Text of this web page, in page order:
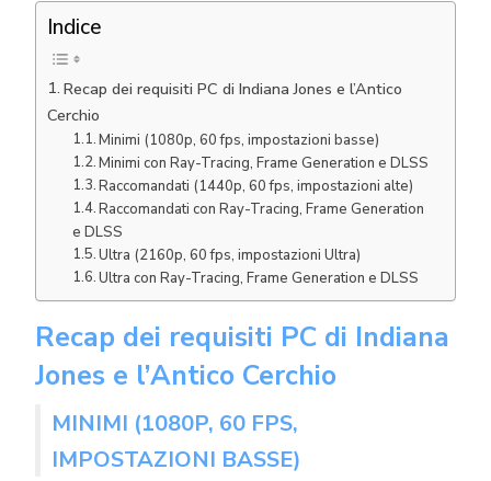
Indice
Recap dei requisiti PC di Indiana Jones e l’Antico
Cerchio
Minimi (1080p, 60 fps, impostazioni basse)
Minimi con Ray-Tracing, Frame Generation e DLSS
Raccomandati (1440p, 60 fps, impostazioni alte)
Raccomandati con Ray-Tracing, Frame Generation
e DLSS
Ultra (2160p, 60 fps, impostazioni Ultra)
Ultra con Ray-Tracing, Frame Generation e DLSS
Recap dei requisiti PC di Indiana
Jones e l’Antico Cerchio
MINIMI (1080P, 60 FPS,
IMPOSTAZIONI BASSE)